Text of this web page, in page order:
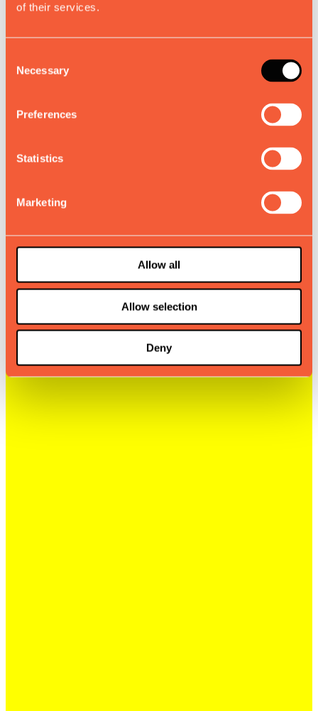
of their services.
Selection
Necessary
Preferences
Statistics
Marketing
Allow all
Allow selection
Deny